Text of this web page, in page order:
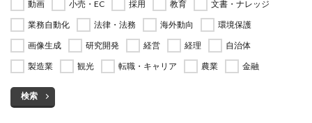
動画 小売・EC 採用 教育
文書・ナレッジ
業務自動化
法律・法務 海外動向
環境保護
画像生成
研究開発 経営 経理
自治体
製造業
観光 転職・キャリア 農業 金融
検索